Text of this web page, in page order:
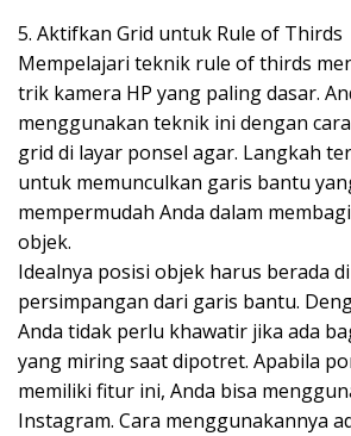
5. Aktifkan Grid untuk Rule of Thirds
Mempelajari teknik rule of thirds
trik kamera HP yang paling dasar.
menggunakan teknik ini dengan
grid di layar ponsel agar. Langkah
untuk memunculkan garis bantu
mempermudah Anda dalam
objek.
Idealnya posisi objek harus berada
persimpangan dari garis bantu.
Anda tidak perlu khawatir jika ada
yang miring saat dipotret. Apabila
memiliki fitur ini, Anda bisa
Instagram. Cara menggunakannya